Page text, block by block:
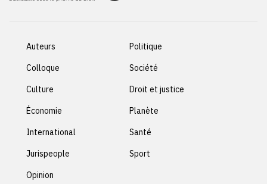
Auteurs
Colloque
Culture
Économie
International
Jurispeople
Opinion
Politique
Société
Droit et justice
Planète
Santé
Sport